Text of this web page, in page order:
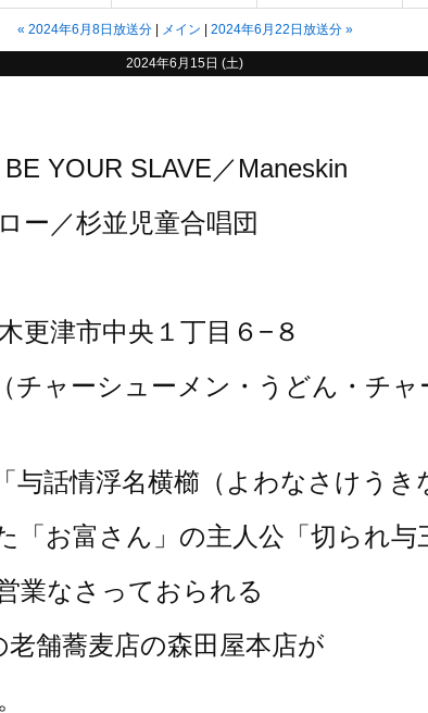
« 2024年6月8日放送分 メイン 2024年6月22日放送分 »
2024年6月15日 (土)
YOUR SLAVE／Maneskin
ー／杉並児童合唱団
更津市中央１丁目６−８
チャーシューメン・うどん・チ
与話情浮名横櫛（よわなさけう
「お富さん」の主人公「切られ与
業なさっておられる
舗蕎麦店の森田屋本店が